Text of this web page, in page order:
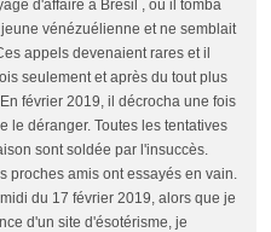
d'affaire à Bresil , où il tomba
vénézuélienne et ne semblait
appels devenaient rares et il
seulement et après du tout plus
février 2019, il décrocha une fois
le déranger. Toutes les tentatives
sont soldée par l'insuccès.
proches amis ont essayés en vain.
du 17 février 2019, alors que je
d'un site d'ésotérisme, je